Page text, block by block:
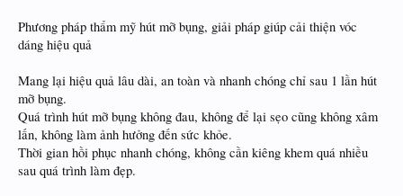
Phương pháp thẩm mỹ hút mỡ bụng, giải pháp giúp cải thiện vóc
dáng hiệu quả
Mang lại hiệu quả lâu dài, an toàn và nhanh chóng chỉ sau 1 lần hút
mỡ bụng.
Quá trình hút mỡ bụng không đau, không để lại sẹo cũng không xâm
lấn, không làm ảnh hưởng đến sức khỏe.
Thời gian hồi phục nhanh chóng, không cần kiêng khem quá nhiều
sau quá trình làm đẹp.